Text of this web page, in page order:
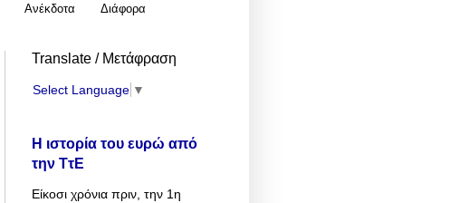
Ανέκδοτα Διάφορα
Translate / Μετάφραση
Select Language ▼
Η ιστορία του ευρώ από
την ΤτΕ
Είκοσι χρόνια πριν, την 1η